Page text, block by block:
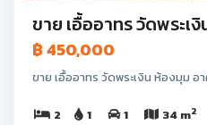
ขาย เอื้ออาทร วัดพระเ
฿ 450,000
ขาย เอื้ออาทร วัดพระเงิน ห้องมุม อา
2 1 1 34 m2